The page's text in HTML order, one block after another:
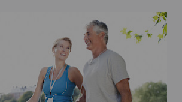
pied/de la cheville